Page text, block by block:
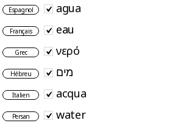
Espagnol agua
Français eau
Grec νερό
Hébreu מים
Italien acqua
Persan water